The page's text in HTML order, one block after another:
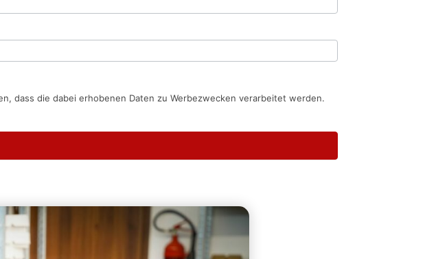
dass die dabei erhobenen Daten zu Werbezwecken verarbeitet werden.